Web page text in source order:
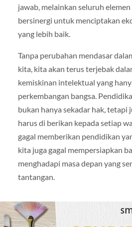
jawab, melainkan seluruh
bersinergi untuk menciptakan
yang lebih baik.
Tanpa perubahan mendasar
kita, kita akan terus terjebak
kemiskinan intelektual yang
perkembangan bangsa.
bukan hanya sekadar hak, tetapi
harus di berikan kepada setiap
gagal memberikan pendidikan
kita juga gagal mempersiapkan
menghadapi masa depan yang
tantangan.